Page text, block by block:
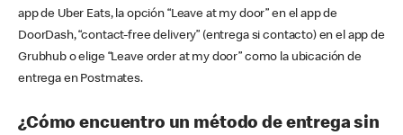
app de Uber Eats, la opción “Leave at my door” en el app de
DoorDash, “contact-free delivery” (entrega si contacto) en el app de
Grubhub o elige “Leave order at my door” como la ubicación de
entrega en Postmates.
¿Cómo encuentro un método de entrega sin